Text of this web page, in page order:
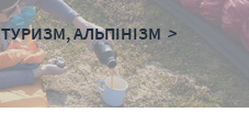
ТУРИЗМ, АЛЬПІНІЗМ